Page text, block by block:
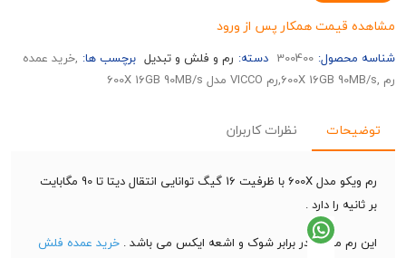
همکار پس از ورود
300400 دسته: رم و فلش و تبدیل برچسب ها: ,خرید عمده
نظرات کاربران
رم ویکو مدل 600X با ظرفیت 16 گیگ توانایی انتقال دیتا تا 90 مگابایت
را دارد .
مقاوم در برابر شوک و اشعه ایکس می باشد . خرید عمده فلش